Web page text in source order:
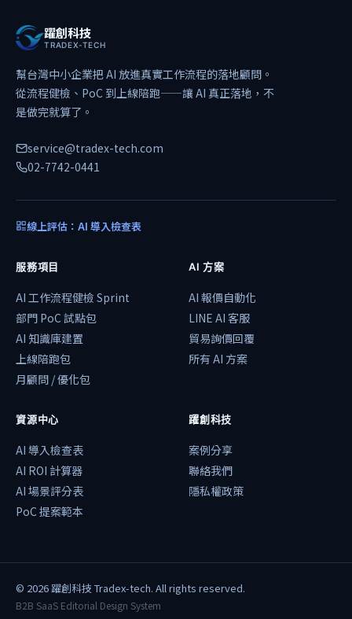
躍創科技
TRADEX-TECH
幫台灣中小企業把 AI 放進真實工作流程的落地顧問。
從流程健檢、PoC 到上線陪跑——讓 AI 真正落地，不
是做完就算了。
service@tradex-tech.com
02-7742-0441
線上評估：AI 導入檢查表
服務項目
AI 工作流程健檢 Sprint
部門 PoC 試點包
AI 知識庫建置
上線陪跑包
月顧問 / 優化包
AI 方案
AI 報價自動化
LINE AI 客服
貿易詢價回覆
所有 AI 方案
資源中心
AI 導入檢查表
AI ROI 計算器
AI 場景評分表
PoC 提案範本
躍創科技
案例分享
聯絡我們
隱私權政策
© 2026躍創科技 Tradex-tech. All rights reserved.
B2B SaaS Editorial Design System